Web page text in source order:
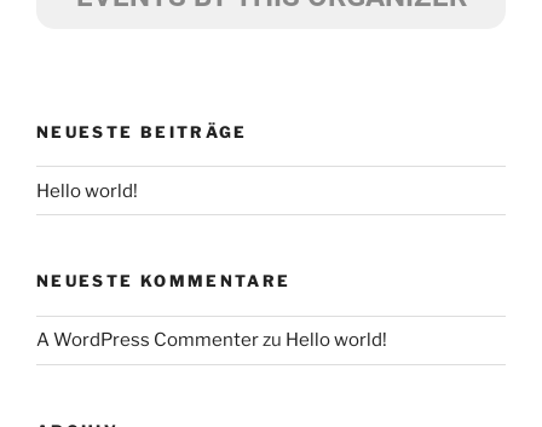
NEUESTE BEITRÄGE
Hello world!
NEUESTE KOMMENTARE
A WordPress Commenterzu Hello world!